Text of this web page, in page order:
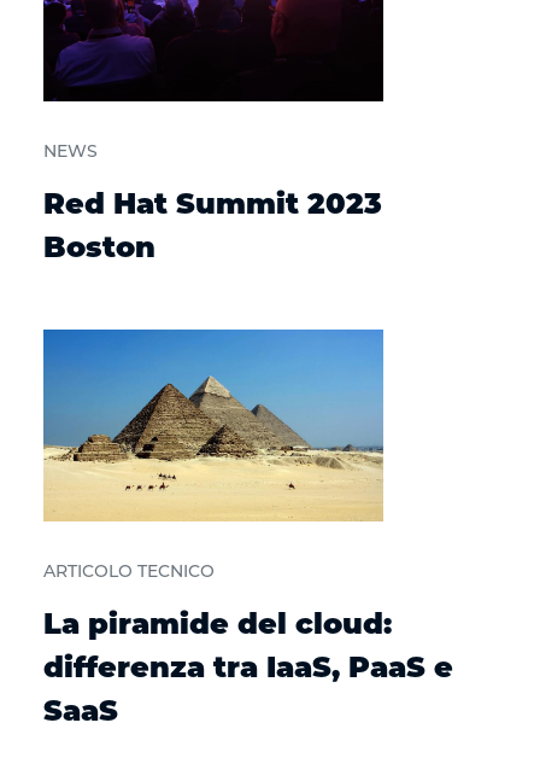
NEWS
Red Hat Summit 2023
Boston
ARTICOLO TECNICO
La piramide del cloud:
differenza tra IaaS, PaaS e
SaaS